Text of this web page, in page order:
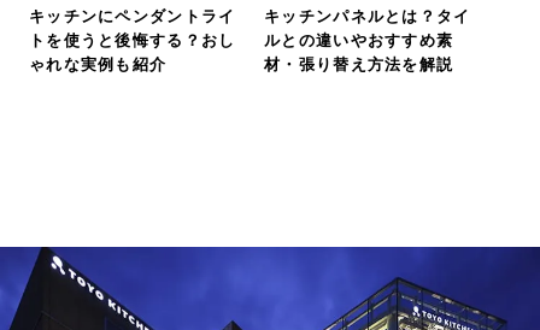
キッチンにペンダントライ
トを使うと後悔する？おし
ゃれな実例も紹介
キッチンパネルとは？タイ
ルとの違いやおすすめ素
材・張り替え方法を解説